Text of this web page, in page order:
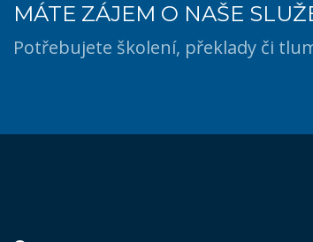
MÁTE ZÁJEM O NAŠE
Potřebujete školení, překlady či